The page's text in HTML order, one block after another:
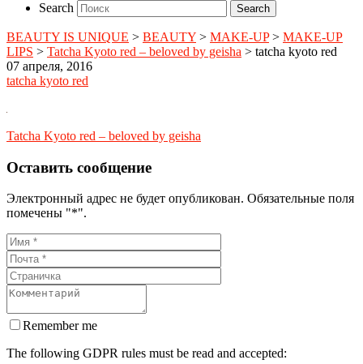
Search
BEAUTY IS UNIQUE > BEAUTY > MAKE-UP> MAKE-UP
LIPS > Tatcha Kyoto red – beloved by geisha > tatcha kyoto red
07 апреля, 2016
tatcha kyoto red
Tatcha Kyoto red – beloved by geisha
Оставить сообщение
Электронный адрес не будет опубликован. Обязательные поля
помечены "*".
Remember me
The following GDPR rules must be read and accepted: